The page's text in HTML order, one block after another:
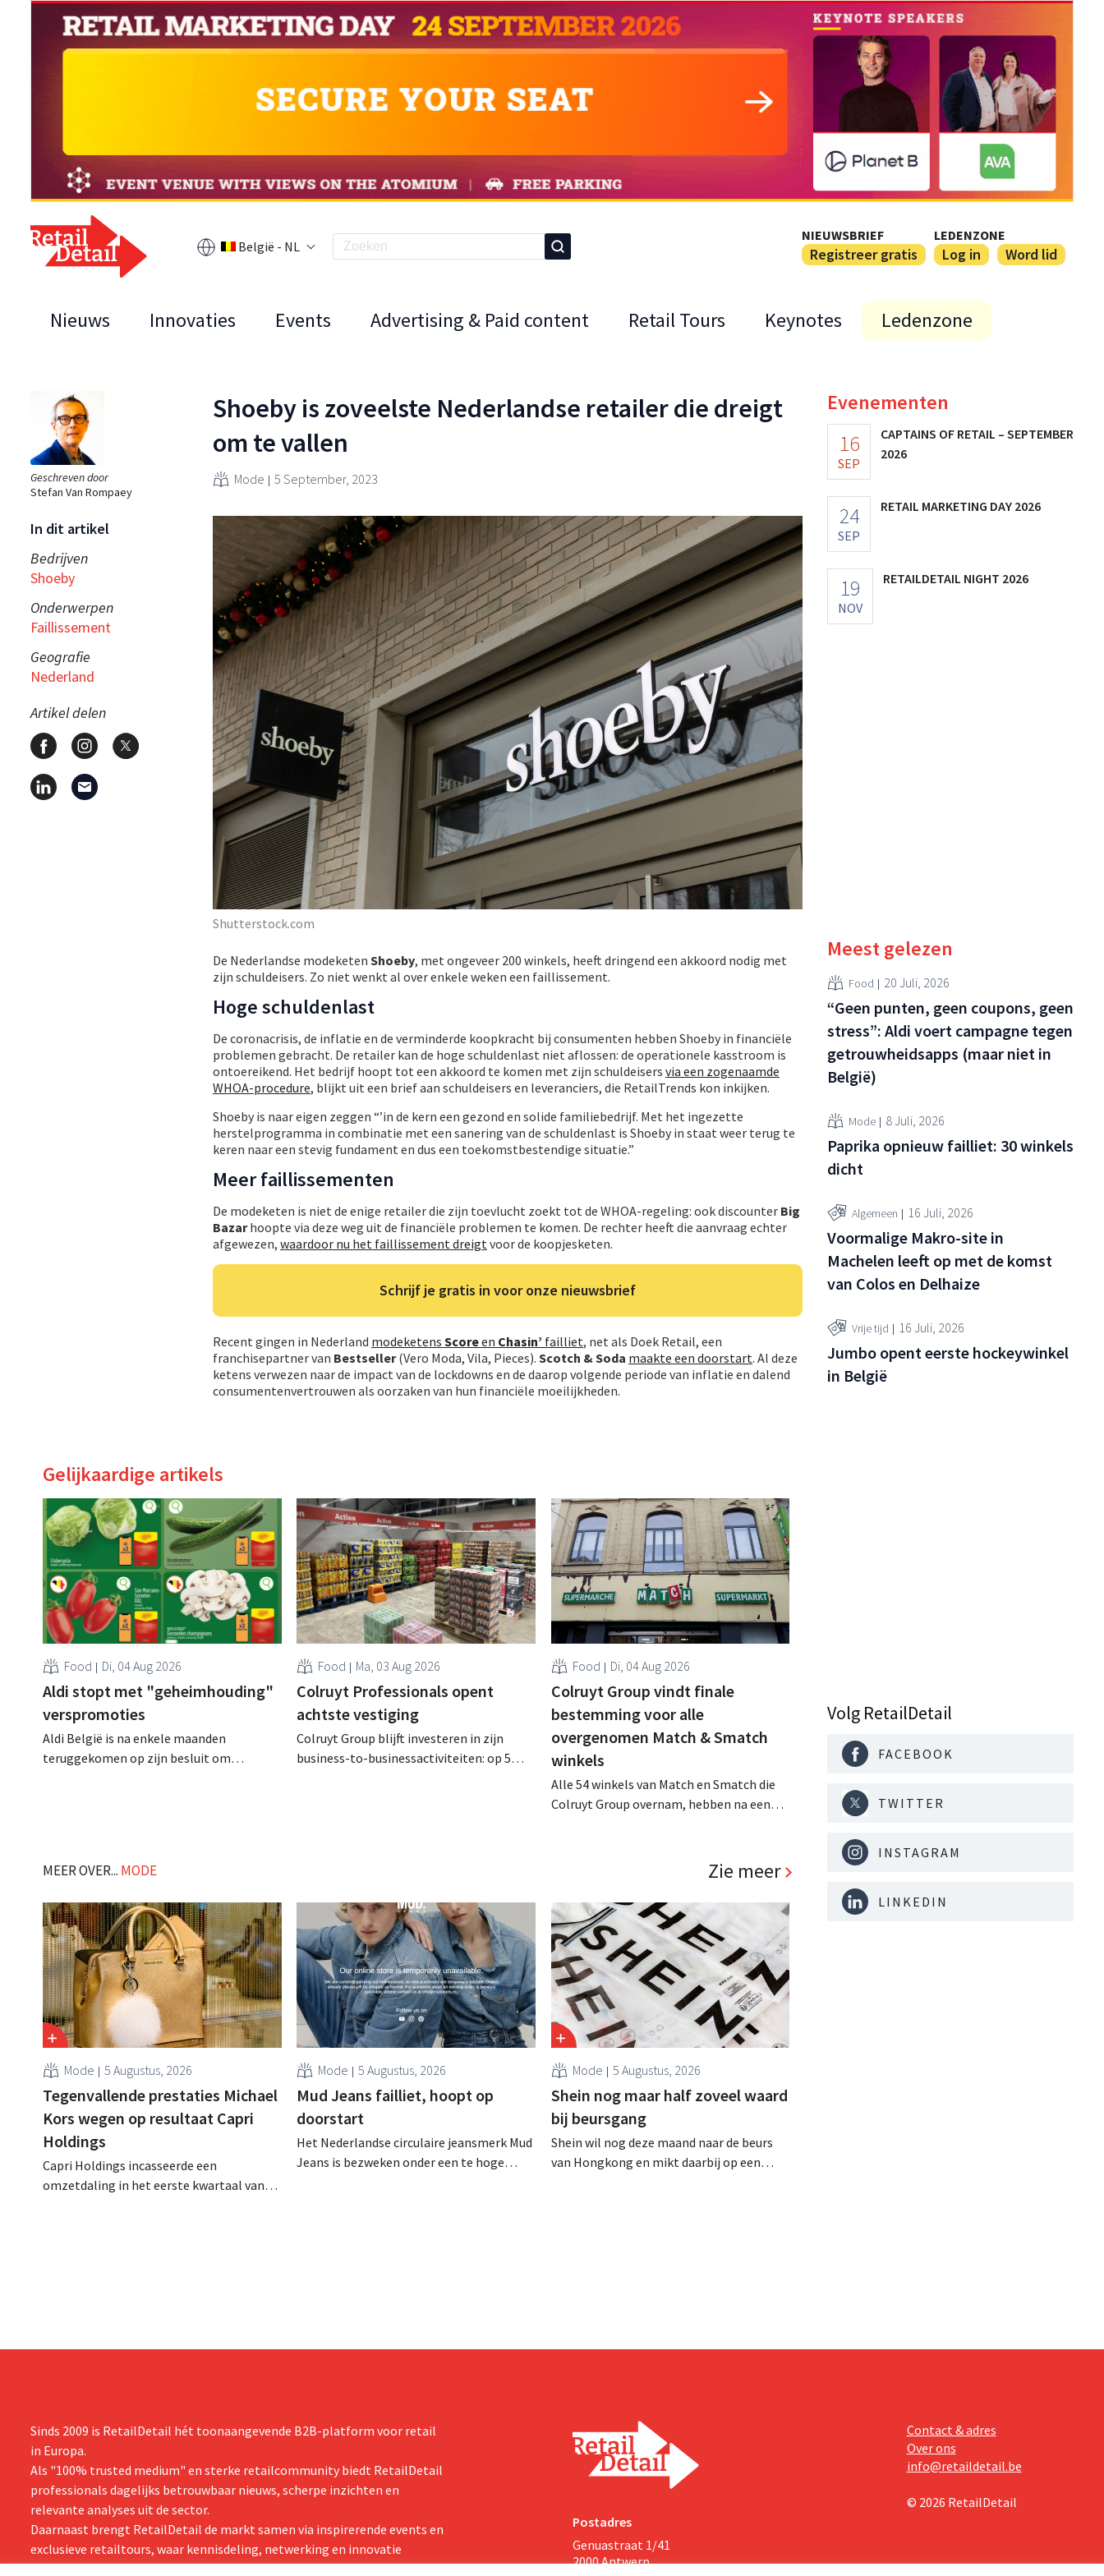
België - NL
NIEUWSBRIEF
Registreer gratis
LEDENZONE
Log in Word lid
Nieuws Innovaties Events Advertising & Paid content Retail Tours Keynotes Ledenzone
Geschreven door
Stefan Van Rompaey
In dit artikel
Bedrijven
Shoeby
Onderwerpen
Faillissement
Geografie
Nederland
Artikel delen
Shoeby is zoveelste Nederlandse retailer die dreigt
om te vallen
Mode 5 September, 2023
Shutterstock.com
De Nederlandse modeketen Shoeby, met ongeveer 200 winkels, heeft dringend een akkoord nodig met
zijn schuldeisers. Zo niet wenkt al over enkele weken een faillissement.
Hoge schuldenlast
De coronacrisis, de inflatie en de verminderde koopkracht bij consumenten hebben Shoeby in financiële
problemen gebracht. De retailer kan de hoge schuldenlast niet aflossen: de operationele kasstroom is
ontoereikend. Het bedrijf hoopt tot een akkoord te komen met zijn schuldeisers via een zogenaamde
WHOA-procedure, blijkt uit een brief aan schuldeisers en leveranciers, die RetailTrends kon inkijken.
Shoeby is naar eigen zeggen “’in de kern een gezond en solide familiebedrijf. Met het ingezette
herstelprogramma in combinatie met een sanering van de schuldenlast is Shoeby in staat weer terug te
keren naar een stevig fundament en dus een toekomstbestendige situatie.”
Meer faillissementen
De modeketen is niet de enige retailer die zijn toevlucht zoekt tot de WHOA-regeling: ook discounter Big
Bazarhoopte via deze weg uit de financiële problemen te komen. De rechter heeft die aanvraag echter
afgewezen, waardoor nu het faillissement dreigt voor de koopjesketen.
Schrijf je gratis in voor onze nieuwsbrief
Recent gingen in Nederland modeketens Scoreen Chasin’ failliet, net als Doek Retail, een
franchisepartner van Bestseller(Vero Moda, Vila, Pieces). Scotch & Soda maakte een doorstart. Al deze
ketens verwezen naar de impact van de lockdowns en de daarop volgende periode van inflatie en dalend
consumentenvertrouwen als oorzaken van hun financiële moeilijkheden.
Gelijkaardige artikels
Food Di, 04 Aug 2026
Aldi stopt met "geheimhouding"
verspromoties
Aldi België is na enkele maanden
teruggekomen op zijn besluit om
Food Ma, 03 Aug 2026
Colruyt Professionals opent
achtste vestiging
Colruyt Group blijft investeren in zijn
business-to-businessactiviteiten: op 5
Food Di, 04 Aug 2026
Colruyt Group vindt finale
bestemming voor alle
overgenomen Match & Smatch
winkels
Alle 54 winkels van Match en Smatch die
Colruyt Group overnam, hebben na een
die bestemming voor sommige panden
MEER OVER... MODE Zie meer
Mode 5 Augustus, 2026
Tegenvallende prestaties Michael
Kors wegen op resultaat Capri
Holdings
Capri Holdings incasseerde een
omzetdaling in het eerste kwartaal van
Mode 5 Augustus, 2026
Mud Jeans failliet, hoopt op
doorstart
Het Nederlandse circulaire jeansmerk Mud
Jeans is bezweken onder een te hoge
Mode 5 Augustus, 2026
Shein nog maar half zoveel waard
bij beursgang
Shein wil nog deze maand naar de beurs
van Hongkong en mikt daarbij op een
Evenementen
16
SEP
CAPTAINS OF RETAIL – SEPTEMBER
2026
24
SEP
RETAIL MARKETING DAY 2026
19
NOV
RETAILDETAIL NIGHT 2026
Meest gelezen
Food 20 Juli, 2026
“Geen punten, geen coupons, geen
stress”: Aldi voert campagne tegen
getrouwheidsapps (maar niet in
België)
Mode 8 Juli, 2026
Paprika opnieuw failliet: 30 winkels
dicht
Algemeen 16 Juli, 2026
Voormalige Makro-site in
Machelen leeft op met de komst
van Colos en Delhaize
Vrije tijd 16 Juli, 2026
Jumbo opent eerste hockeywinkel
in België
Volg RetailDetail
FACEBOOK
TWITTER
INSTAGRAM
LINKEDIN
Sinds 2009 is RetailDetail hét toonaangevende B2B-platform voor retail
in Europa.
Als "100% trusted medium" en sterke retailcommunity biedt RetailDetail
professionals dagelijks betrouwbaar nieuws, scherpe inzichten en
relevante analyses uit de sector.
Daarnaast brengt RetailDetail de markt samen via inspirerende events en
exclusieve retailtours, waar kennisdeling, netwerking en innovatie
centraal staan.
Postadres
Genuastraat 1/41
2000 Antwerp
Contact & adres
Over ons
info@retaildetail.be
© 2026 RetailDetail